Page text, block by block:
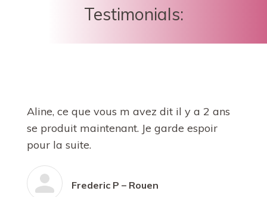
Testimonials:
Aline, ce que vous m avez dit il y a 2 ans
se produit maintenant. Je garde espoir
pour la suite.
Frederic P – Rouen